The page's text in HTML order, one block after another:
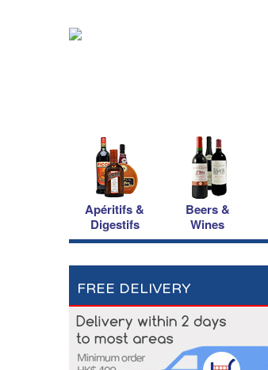
Apéritifs &
Digestifs
Beers &
Wines
FREE DELIVERY